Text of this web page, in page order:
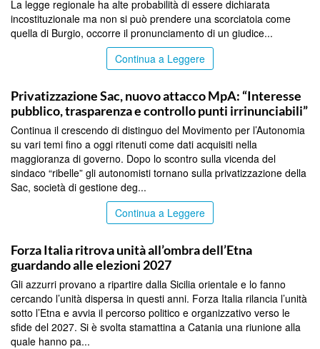
La legge regionale ha alte probabilità di essere dichiarata
incostituzionale ma non si può prendere una scorciatoia come
quella di Burgio, occorre il pronunciamento di un giudice...
Continua a Leggere
Privatizzazione Sac, nuovo attacco MpA: “Interesse
pubblico, trasparenza e controllo punti irrinunciabili”
Continua il crescendo di distinguo del Movimento per l’Autonomia
su vari temi fino a oggi ritenuti come dati acquisiti nella
maggioranza di governo. Dopo lo scontro sulla vicenda del
sindaco “ribelle” gli autonomisti tornano sulla privatizzazione della
Sac, società di gestione deg...
Continua a Leggere
Forza Italia ritrova unità all’ombra dell’Etna
guardando alle elezioni 2027
Gli azzurri provano a ripartire dalla Sicilia orientale e lo fanno
cercando l’unità dispersa in questi anni. Forza Italia rilancia l’unità
sotto l’Etna e avvia il percorso politico e organizzativo verso le
sfide del 2027. Si è svolta stamattina a Catania una riunione alla
quale hanno pa...